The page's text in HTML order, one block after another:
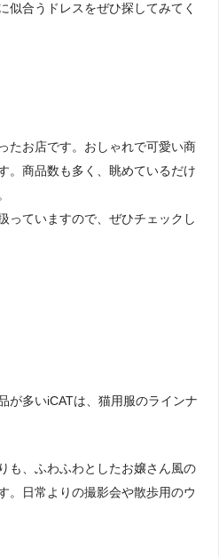
似合うドレスをぜひ探してみてく
たお店です。おしゃれで可愛い商
。商品数も多く、眺めているだけ
っていますので、ぜひチェックし
が多いiCATは、猫用服のラインナ
も、ふわふわとしたお嬢さん風の
。日常よりの撮影会や散歩用のウ